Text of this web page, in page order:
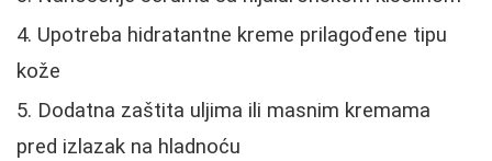
Upotreba hidratantne kreme prilagođene tipu
kože
Dodatna zaštita uljima ili masnim kremama
pred izlazak na hladnoću